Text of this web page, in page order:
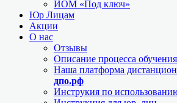
ИОМ «Под ключ»
Юр Лицам
Акции
О нас
Отзывы
Описание процесса обучения
Наша платформа
дпо.рф
Инструкия по